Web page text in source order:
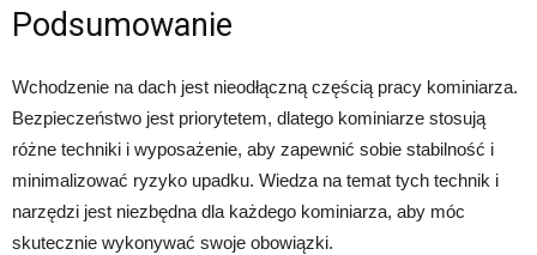
Podsumowanie
Wchodzenie na dach jest nieodłączną częścią pracy kominiarza.
Bezpieczeństwo jest priorytetem, dlatego kominiarze stosują
różne techniki i wyposażenie, aby zapewnić sobie stabilność i
minimalizować ryzyko upadku. Wiedza na temat tych technik i
narzędzi jest niezbędna dla każdego kominiarza, aby móc
skutecznie wykonywać swoje obowiązki.